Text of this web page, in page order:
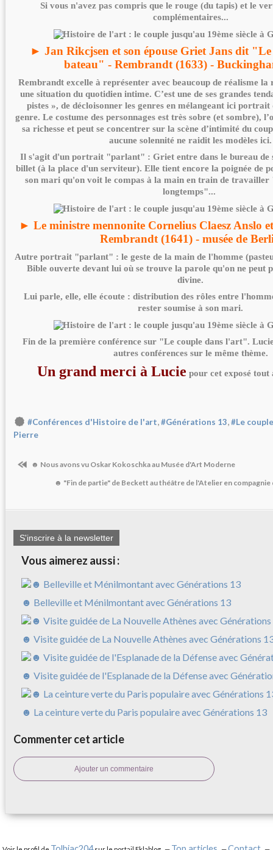
Si vous n'avez pas compris que le rouge (du tapis) et le
complémentaires...
► Jan Rikcjsen et son épouse Griet Jans dit
bateau" - Rembrandt (1633) -
Rembrandt excelle à représenter avec beaucoup de réalisme la
une situation du quotidien intime. C’est une de ses grandes
pistes », de décloisonner les genres en mélangeant ici portrait
genre. Le costume des personnages est très sobre (et sombre),
sa richesse et peut se concentrer sur la scène d’intimité du
aucune solennité ne raidit les modèles ici.
Il s'agit d'un portrait "parlant" : Griet entre dans le bureau de
billet (à la place d'un serviteur). Elle tient encore la poignée de
son mari qu'on voit le compas à la main en train de travailler
longtemps"...
► Le ministre mennonite Cornelius Claesz Anslo
Rembrandt (1641) - musée de
Autre portrait "parlant" : le geste de la main de l'homme
Bible ouverte devant lui où se trouve la parole qu'on ne peut
divine.
Lui parle, elle, elle écoute : distribution des rôles entre
rester soumise à son mari.
Fin de la première conférence sur "Le couple dans l'art".
autres conférences sur le même thème.
Un grand merci à Lucie pour cet exposé tout
#Conférences d'Histoire de l'art #Générations 13 #Le
Pierre
☻ Nous avons vu Oskar Kokoschka au Musée d'Art Moderne
☻ "Fin de partie" de Beckett au théâtre de l'Atelier en compagnie
S'inscrire à la newsletter
Vous aimerez aussi :
☻ Belleville et Ménilmontant avec Générations 13
☻ Visite guidée de La Nouvelle Athènes avec Générations
☻ Visite guidée de l'Esplanade de la Défense avec
☻ La ceinture verte du Paris populaire avec Générations 13
Commenter cet article
Ajouter un commentaire